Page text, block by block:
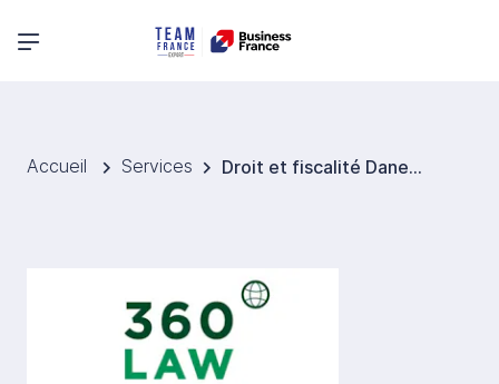
Menu principal
Accueil Services Droit et fiscalité Danemark - 360° Law Firm